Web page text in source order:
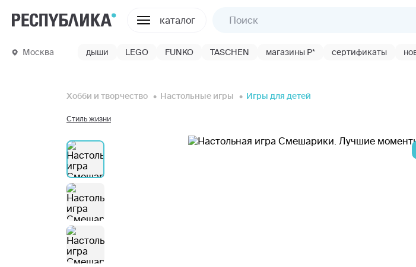
каталог
Москва дыши LEGO FUNKO TASCHEN магазины Р* сертификаты
Хобби и творчество Настольные игры Игры для детей
Стиль жизни